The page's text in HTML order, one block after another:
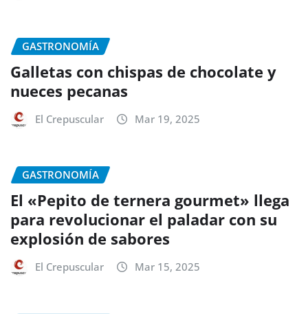
GASTRONOMÍA
Galletas con chispas de chocolate y
nueces pecanas
El Crepuscular Mar 19, 2025
GASTRONOMÍA
El «Pepito de ternera gourmet» llega
para revolucionar el paladar con su
explosión de sabores
El Crepuscular Mar 15, 2025